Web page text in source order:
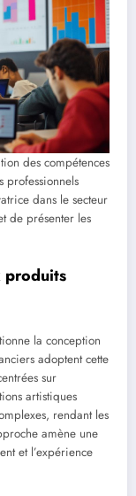
des compétences
professionnels
dans le secteur
de présenter les
produits
la conception
adoptent cette
sur
artistiques
rendant les
amène une
et l’expérience